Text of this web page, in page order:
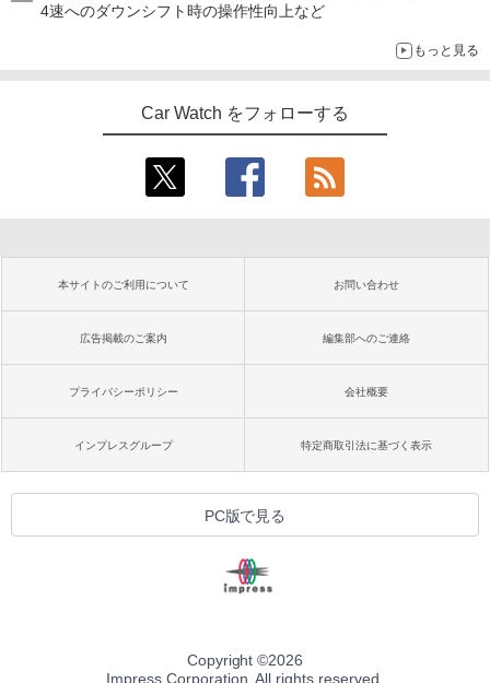
4速へのダウンシフト時の操作性向上など
もっと見る
Car Watch をフォローする
本サイトのご利用について お問い合わせ
広告掲載のご案内 編集部へのご連絡
プライバシーポリシー 会社概要
インプレスグループ 特定商取引法に基づく表示
PC版で見る
Copyright ©2026
Impress Corporation. All rights reserved.